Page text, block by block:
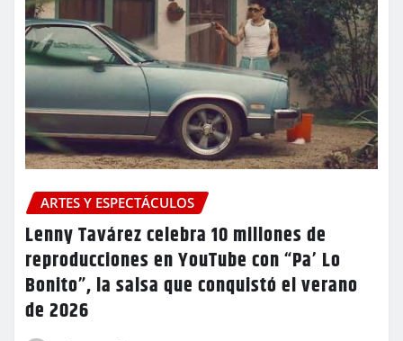
ARTES Y ESPECTÁCULOS
Lenny Tavárez celebra 10 millones de
reproducciones en YouTube con “Pa’ Lo
Bonito”, la salsa que conquistó el verano
de 2026